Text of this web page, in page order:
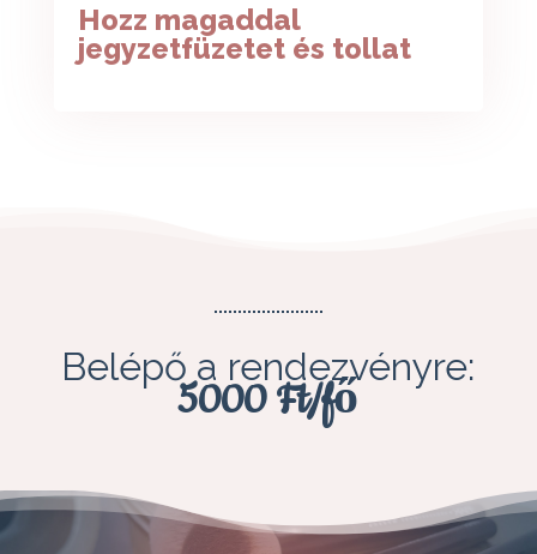
Hozz magaddal
jegyzetfüzetet és tollat
Belépő a rendezvényre:
5000 Ft/fő